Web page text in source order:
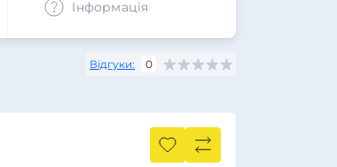
Iнформація
Відгуки: 0